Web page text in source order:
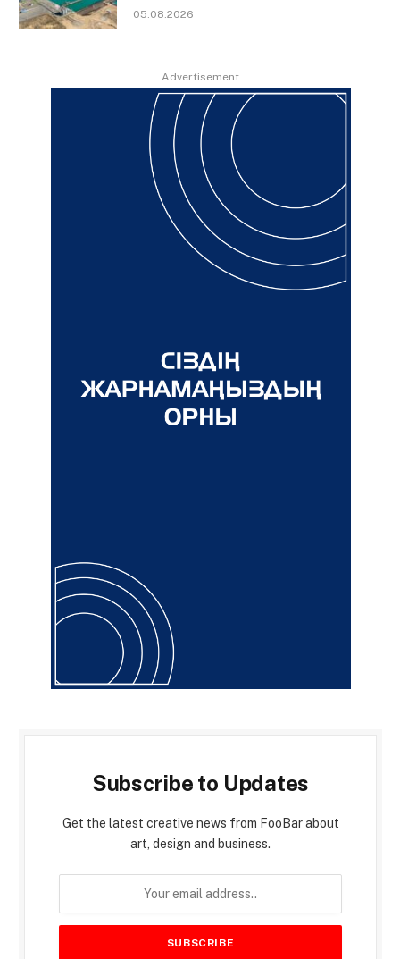
05.08.2026
Advertisement
Subscribe to Updates
Get the latest creative news from FooBar about
art, design and business.